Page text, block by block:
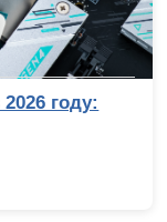
году: